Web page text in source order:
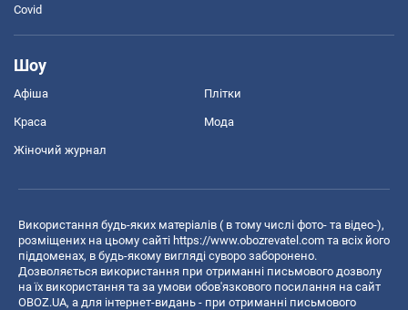
Covid
Шоу
Афіша Плітки
Краса Мода
Жіночий журнал
Використання будь-яких матеріалів ( в тому числі фото- та відео-),
розміщених на цьому сайті https://www.obozrevatel.com та всіх його
піддоменах, в будь-якому вигляді суворо заборонено.
Дозволяється використання при отриманні письмового дозволу
на їх використання та за умови обов'язкового посилання на сайт
OBOZ.UA, а для інтернет-видань - при отриманні письмового